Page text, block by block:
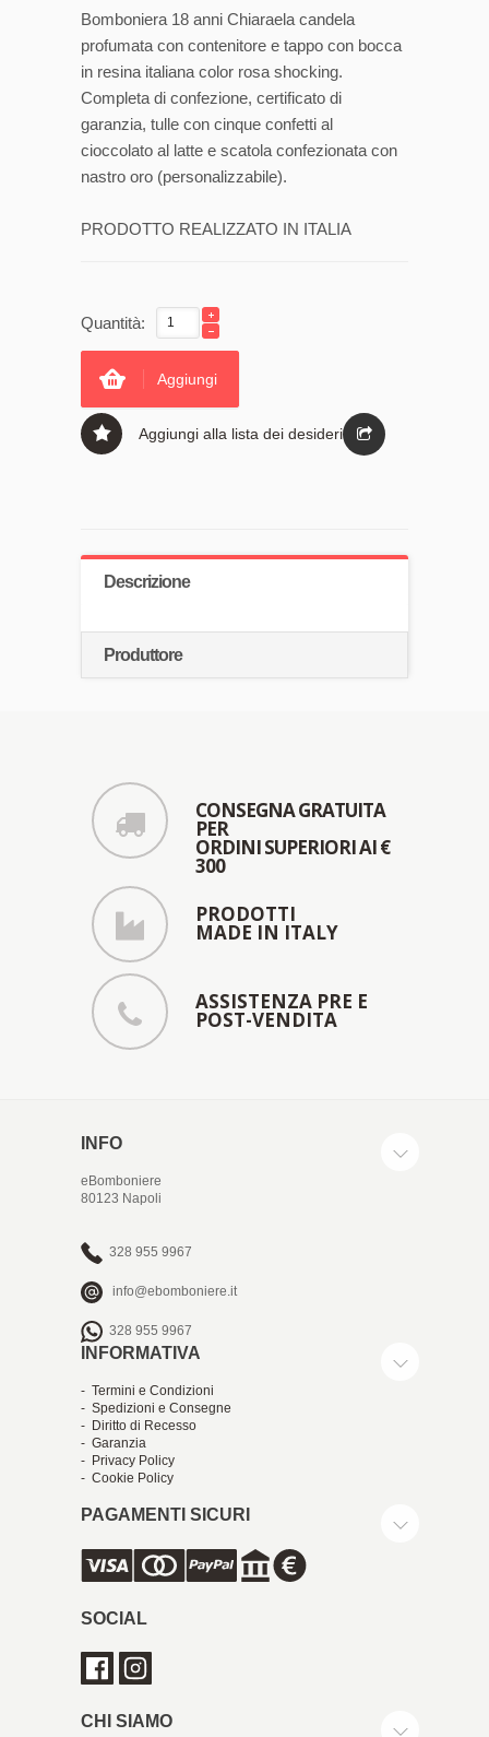
Bomboniera 18 anni Chiaraela candela
profumata con contenitore e tappo con bocca
in resina italiana color rosa shocking.
Completa di confezione, certificato di
garanzia, tulle con cinque confetti al
cioccolato al latte e scatola confezionata con
nastro oro (personalizzabile).
PRODOTTO REALIZZATO IN ITALIA
Quantità:
Aggiungi
Aggiungi alla lista dei desideri
Descrizione
Produttore
CONSEGNA GRATUITA
PER
ORDINI SUPERIORI AI €
300
PRODOTTI
MADE IN ITALY
ASSISTENZA PRE E
POST-VENDITA
INFO
eBomboniere
80123 Napoli
328 955 9967
info@ebomboniere.it
328 955 9967
INFORMATIVA
- Termini e Condizioni
- Spedizioni e Consegne
- Diritto di Recesso
- Garanzia
- Privacy Policy
- Cookie Policy
PAGAMENTI SICURI
SOCIAL
CHI SIAMO